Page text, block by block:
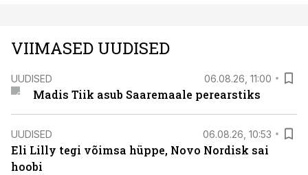
VIIMASED UUDISED
UUDISED 06.08.26, 11:00
Madis Tiik asub Saaremaale perearstiks
UUDISED 06.08.26, 10:53
Eli Lilly tegi võimsa hüppe, Novo Nordisk sai
hoobi